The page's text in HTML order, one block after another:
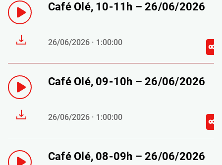
Café Olé, 10-11h – 26/06/2026
26/06/2026 · 1:00:00
Café Olé, 09-10h – 26/06/2026
26/06/2026 · 1:00:00
Café Olé, 08-09h – 26/06/2026